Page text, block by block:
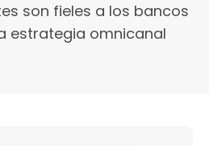
son fieles a los bancos
estrategia omnicanal